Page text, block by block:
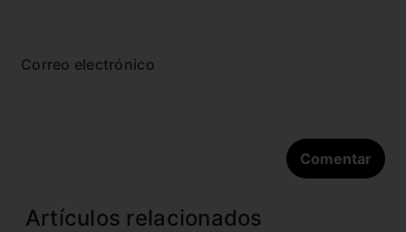
Correo electrónico
Artículos relacionados